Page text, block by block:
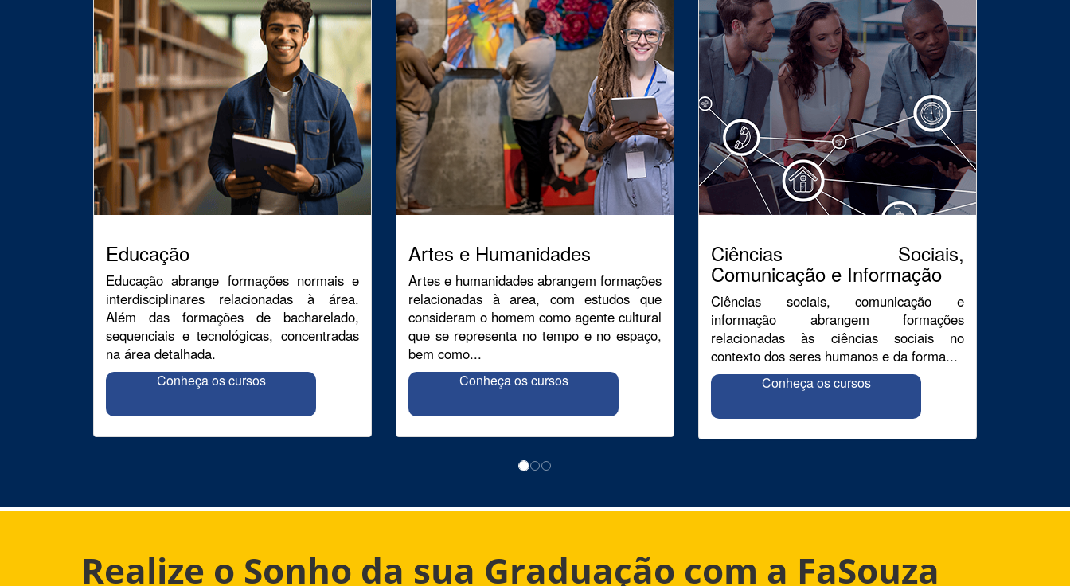
Educação
Educação abrange formações normais e
interdisciplinares relacionadas à área.
Além das formações de bacharelado,
sequenciais e tecnológicas, concentradas
na área detalhada.
Conheça os cursos
Artes e Humanidades
Artes e humanidades abrangem formações
relacionadas à area, com estudos que
consideram o homem como agente cultural
que se representa no tempo e no espaço,
bem como...
Conheça os cursos
Ciências Sociais,
Comunicação e Informação
Ciências sociais, comunicação e
informação abrangem formações
relacionadas às ciências sociais no
contexto dos seres humanos e da forma...
Conheça os cursos
Realize o Sonho da sua Graduação com a FaSouza